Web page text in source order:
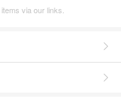
via our links.